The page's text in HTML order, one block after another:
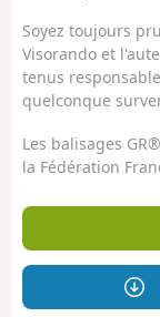
Soyez toujours
Visorando et
tenus
quelconque
Les balisages
la Fédération